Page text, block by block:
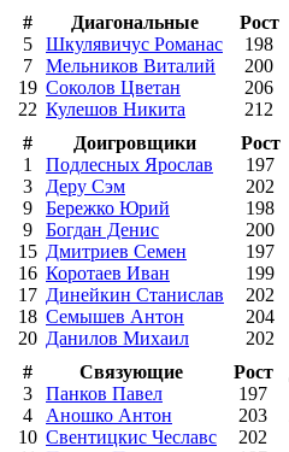
#
Диагональные Рост
5
Шкулявичус Романас 198
7
Мельников Виталий 200
19 Соколов Цветан 206
22 Кулешов Никита 212
#
Доигровщики Рост
1
Подлесных Ярослав 197
3
Деру Сэм 202
9
Бережко Юрий 198
9
Богдан Денис 200
15 Дмитриев Семен 197
16 Коротаев Иван 199
17 Динейкин Станислав 202
18 Семышев Антон 204
20 Данилов Михаил 202
#
Связующие Рост
3
Панков Павел 197
4
Аношко Антон 203
10 Свентицкис Чеславс 202